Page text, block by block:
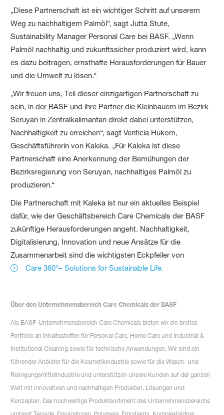
„Diese Partnerschaft ist ein wichtiger Schritt auf unserem
Weg zu nachhaltigem Palmöl“, sagt Jutta Stute,
Sustainability Manager Personal Care bei BASF. „Wenn
Palmöl nachhaltig und zukunftssicher produziert wird, kann
es dazu beitragen, ernsthafte Herausforderungen für Bauer
und die Umwelt zu lösen.“
„Wir freuen uns, Teil dieser einzigartigen Partnerschaft zu
sein, in der BASF und ihre Partner die Kleinbauern im Bezirk
Seruyan in Zentralkalimantan direkt dabei unterstützen,
Nachhaltigkeit zu erreichen“, sagt Venticia Hukom,
Geschäftsführerin von Kaleka. „Für Kaleka ist diese
Partnerschaft eine Anerkennung der Bemühungen der
Bezirksregierung von Seruyan, nachhaltiges Palmöl zu
produzieren.“
Die Partnerschaft mit Kaleka ist nur ein aktuelles Beispiel
dafür, wie der Geschäftsbereich Care Chemicals der BASF
zukünftige Herausforderungen angeht. Nachhaltigkeit,
Digitalisierung, Innovation und neue Ansätze für die
Zusammenarbeit sind die wichtigsten Eckpfeiler von
Care 360°– Solutions for Sustainable Life.
Über den Unternehmensbereich Care Chemicals der BASF
Als BASF-Unternehmensbereich Care Chemicals bieten wir ein breites
Portfolio an Inhaltsstoffen für Personal Care, Home Care und Industrial &
Institutional Cleaning sowie für technische Anwendungen. Wir sind ein
führender Anbieter für die Kosmetikindustrie sowie für die Wasch- und
Reinigungsmittelindustrie und unterstützen unsere Kunden auf der ganzen
Welt mit innovativen und nachhaltigen Produkten, Lösungen und
Konzepten. Das hochwertige Produktsortiment des Unternehmensbereichs
umfasst Tenside, Emulgatoren, Polymere, Emollients, Komplexbildner,